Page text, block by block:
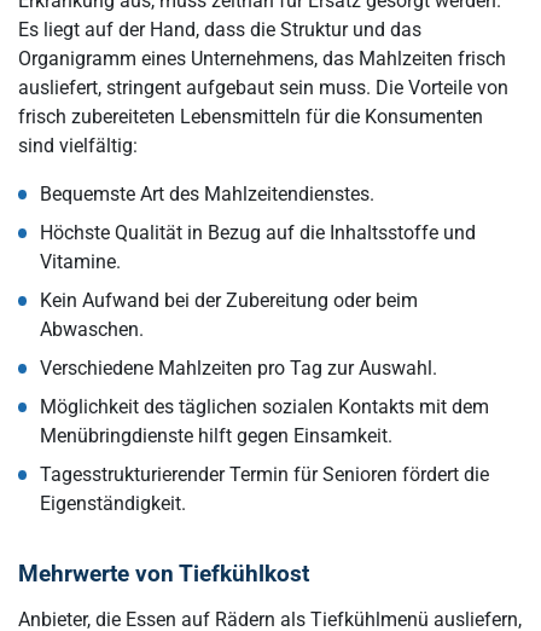
Es liegt auf der Hand, dass die Struktur und das
Organigramm eines Unternehmens, das Mahlzeiten frisch
ausliefert, stringent aufgebaut sein muss. Die Vorteile von
frisch zubereiteten Lebensmitteln für die Konsumenten
sind vielfältig:
Bequemste Art des Mahlzeitendienstes.
Höchste Qualität in Bezug auf die Inhaltsstoffe und
Vitamine.
Kein Aufwand bei der Zubereitung oder beim
Abwaschen.
Verschiedene Mahlzeiten pro Tag zur Auswahl.
Möglichkeit des täglichen sozialen Kontakts mit dem
Menübringdienste hilft gegen Einsamkeit.
Tagesstrukturierender Termin für Senioren fördert die
Eigenständigkeit.
Mehrwerte von Tiefkühlkost
Anbieter, die Essen auf Rädern als Tiefkühlmenü ausliefern,